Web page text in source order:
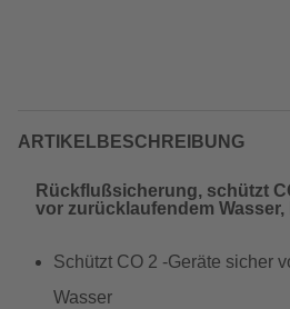
ARTIKELBESCHREIBUNG
Rückflußsicherung, schützt
vor zurücklaufendem
Schützt CO 2 -Geräte sicher
Wasser